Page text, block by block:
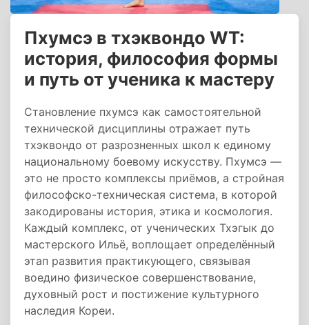
Пхумсэ в тхэквондо WT:
история, философия формы
и путь от ученика к мастеру
Становление пхумсэ как самостоятельной
технической дисциплины отражает путь
тхэквондо от разрозненных школ к единому
национальному боевому искусству. Пхумсэ —
это не просто комплексы приёмов, а стройная
философско-техническая система, в которой
закодированы история, этика и космология.
Каждый комплекс, от ученических Тхэгык до
мастерского Ильё, воплощает определённый
этап развития практикующего, связывая
воедино физическое совершенствование,
духовный рост и постижение культурного
наследия Кореи.